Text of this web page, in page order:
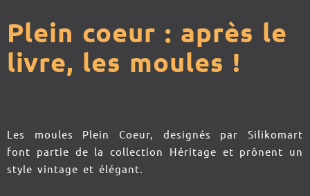
Plein coeur : après le
livre, les moules !
Les moules Plein Coeur, designés par Silikomart
font partie de la collection Héritage et prônent un
style vintage et élégant.